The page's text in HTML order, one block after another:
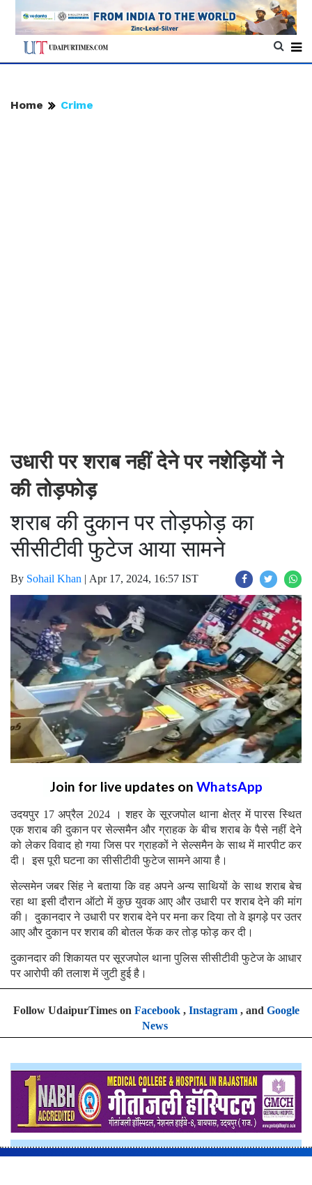
Home Crime
उधारी पर शराब नहीं देने पर नशेड़ियों ने
की तोड़फोड़
शराब की दुकान पर तोड़फोड़ का
सीसीटीवी फुटेज आया सामने
By Sohail Khan | Apr 17, 2024, 16:57 IST
Join for live updates on WhatsApp
उदयपुर 17 अप्रैल 2024 । शहर के सूरजपोल थाना क्षेत्र में पारस स्थित
एक शराब की दुकान पर सेल्समैन और ग्राहक के बीच शराब के पैसे नहीं देने
को लेकर विवाद हो गया जिस पर ग्राहकों ने सेल्समैन के साथ में मारपीट कर
दी। इस पूरी घटना का सीसीटीवी फुटेज सामने आया है।
सेल्समेन जबर सिंह ने बताया कि वह अपने अन्य साथियों के साथ शराब बेच
रहा था इसी दौरान ऑटो में कुछ युवक आए और उधारी पर शराब देने की मांग
की। दुकानदार ने उधारी पर शराब देने पर मना कर दिया तो वे झगड़े पर उतर
आए और दुकान पर शराब की बोतल फेंक कर तोड़ फोड़ कर दी।
दुकानदार की शिकायत पर सूरजपोल थाना पुलिस सीसीटीवी फुटेज के आधार
पर आरोपी की तलाश में जुटी हुई है।
Follow UdaipurTimes on Facebook, Instagram, and Google
News